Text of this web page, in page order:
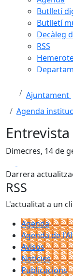
Butlletí
Butlletí
Decàleg
RSS
Ajuntament
Agenda
Entrevista
Dimecres, 14 de
Darrera
RSS
L'actualitat a un
Agenda
Agenda de
Avisos
Notícies
Publicacions